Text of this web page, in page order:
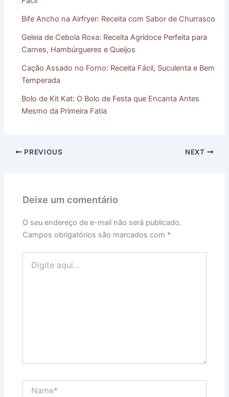
Bife Ancho na Airfryer: Receita com Sabor de Churrasco
Geleia de Cebola Roxa: Receita Agridoce Perfeita para
Carnes, Hambúrgueres e Queijos
Cação Assado no Forno: Receita Fácil, Suculenta e Bem
Temperada
Bolo de Kit Kat: O Bolo de Festa que Encanta Antes
Mesmo da Primeira Fatia
PREVIOUS NEXT
Deixe um comentário
O seu endereço de e-mail não será publicado.
Campos obrigatórios são marcados com *
aqui...